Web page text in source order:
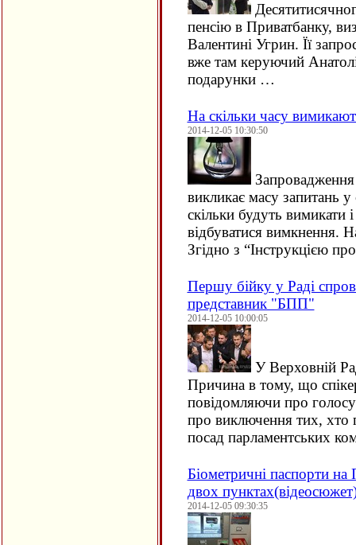
пенсію в Приватбанку,
Валентині Угрин. Її
вже там керуючий
подарунки …
На скільки часу
2014-12-05 10:30:50
Запровадження
викликає масу запитань
скільки будуть
відбуватися вимкнення.
Згідно з “Інструкцією
Першу бійку у Раді
представник "БПП"
2014-12-05 10:00:05
У Верховній
Причина в тому, що
повідомляючи про
про виключення тих, хто
посад парламентських
Біометричні паспорти на
двох
2014-12-05 09:30:35